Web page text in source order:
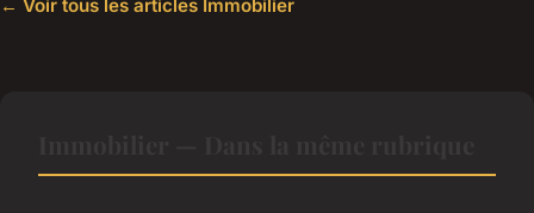
← Voir tous les articles Immobilier